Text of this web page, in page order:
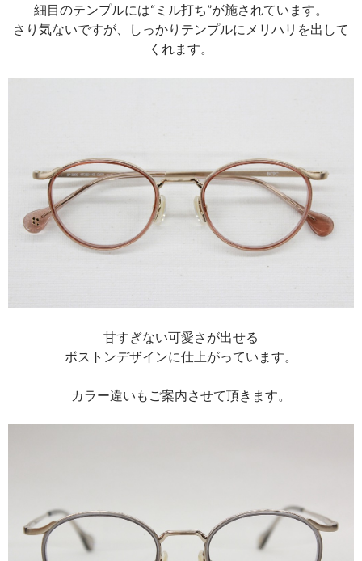
細目のテンプルには“ミル打ち”が施されています。
さり気ないですが、しっかりテンプルにメリハリを出して
くれます。
甘すぎない可愛さが出せる
ボストンデザインに仕上がっています。
カラー違いもご案内させて頂きます。